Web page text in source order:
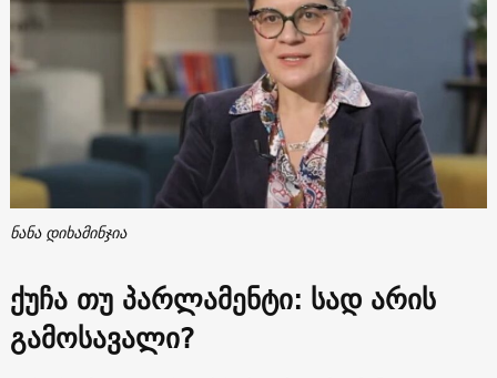
ნანა დიხამინჯია
ქუჩა თუ პარლამენტი: სად არის
გამოსავალი?